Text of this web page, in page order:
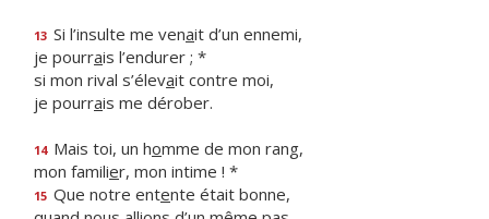
13 Si l’insulte me venait d’un ennemi,
je pourrais l’endurer ; *
si mon rival s’élevait contre moi,
je pourrais me dérober.
14 Mais toi, un homme de mon rang,
mon familier, mon intime ! *
15 Que notre entente était bonne,